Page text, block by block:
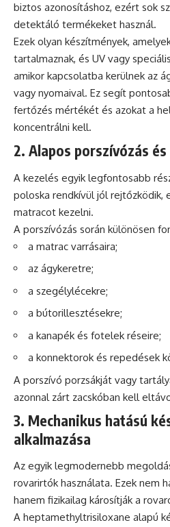
biztos azonosításhoz, ezért sok
detektáló termékeket használ.
Ezek olyan készítmények,
tartalmaznak, és UV vagy
amikor kapcsolatba kerülnek az
vagy nyomaival. Ez segít
fertőzés mértékét és azokat a
koncentrálni kell.
2. Alapos porszívózás
A kezelés egyik legfontosabb
poloska rendkívül jól rejtőzködik,
matracot kezelni.
A porszívózás során különösen
a matrac varrásaira;
az ágykeretre;
a szegélylécekre;
a bútorillesztésekre;
a kanapék és fotelek réseire;
a konnektorok és repedések
A porszívó porzsákját vagy
azonnal zárt zacskóban kell
3. Mechanikus hatású
alkalmazása
Az egyik legmodernebb
rovarirtók használata. Ezek nem
hanem fizikailag károsítják a
A heptamethyltrisiloxane alapú